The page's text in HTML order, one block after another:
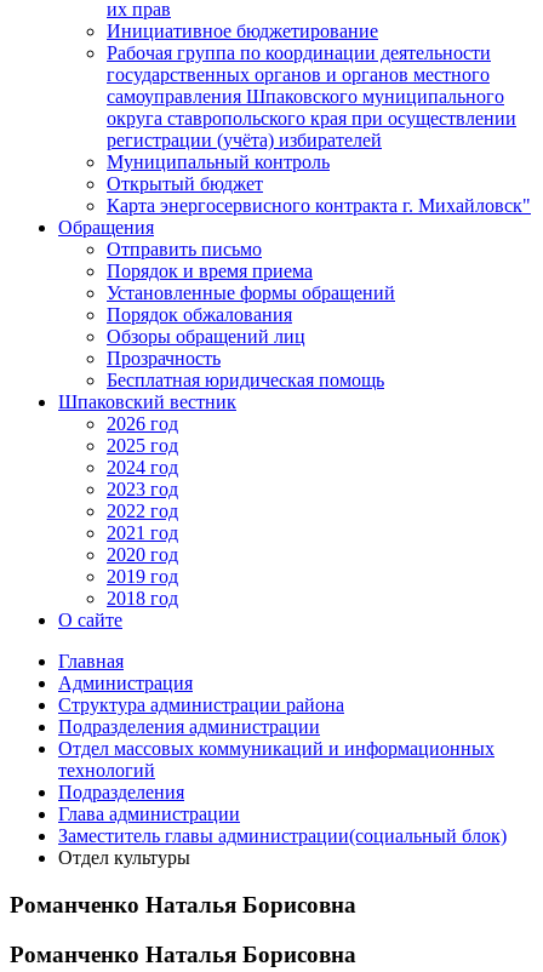
их прав
Инициативное бюджетирование
Рабочая группа по координации деятельности
государственных органов и органов местного
самоуправления Шпаковского муниципального
округа ставропольского края при осуществлении
регистрации (учёта) избирателей
Муниципальный контроль
Открытый бюджет
Карта энергосервисного контракта г. Михайловск"
Обращения
Отправить письмо
Порядок и время приема
Установленные формы обращений
Порядок обжалования
Обзоры обращений лиц
Прозрачность
Бесплатная юридическая помощь
Шпаковский вестник
2026 год
2025 год
2024 год
2023 год
2022 год
2021 год
2020 год
2019 год
2018 год
О сайте
Главная
Администрация
Структура администрации района
Подразделения администрации
Отдел массовых коммуникаций и информационных
технологий
Подразделения
Глава администрации
Заместитель главы администрации(социальный блок)
Отдел культуры
Романченко Наталья Борисовна
Романченко Наталья Борисовна